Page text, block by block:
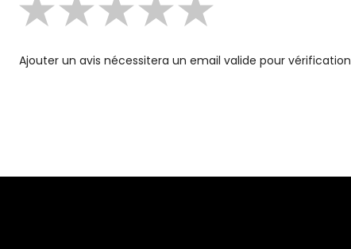
Ajouter un avis nécessitera un email valide pour vérification